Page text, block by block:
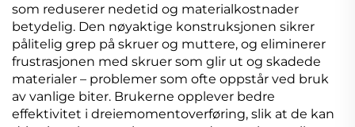
som reduserer nedetid og materialkostnader
betydelig. Den nøyaktige konstruksjonen sikrer
pålitelig grep på skruer og muttere, og eliminerer
frustrasjonen med skruer som glir ut og skadede
materialer – problemer som ofte oppstår ved bruk
av vanlige biter. Brukerne opplever bedre
effektivitet i dreiemomentoverføring, slik at de kan